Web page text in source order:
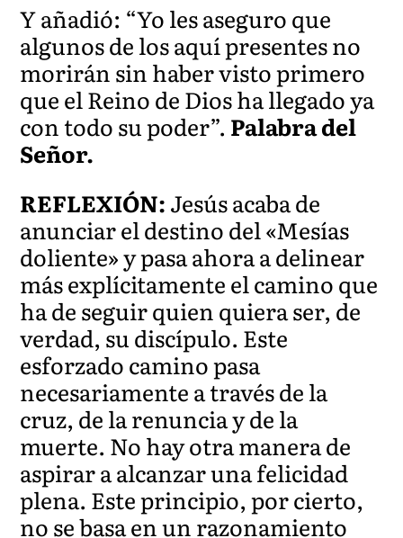
Y añadió: “Yo les aseguro que
algunos de los aquí presentes no
morirán sin haber visto primero
que el Reino de Dios ha llegado ya
con todo su poder”. Palabra del
Señor.
REFLEXIÓN:Jesús acaba de
anunciar el destino del «Mesías
doliente» y pasa ahora a delinear
más explícitamente el camino que
ha de seguir quien quiera ser, de
verdad, su discípulo. Este
esforzado camino pasa
necesariamente a través de la
cruz, de la renuncia y de la
muerte. No hay otra manera de
aspirar a alcanzar una felicidad
plena. Este principio, por cierto,
no se basa en un razonamiento